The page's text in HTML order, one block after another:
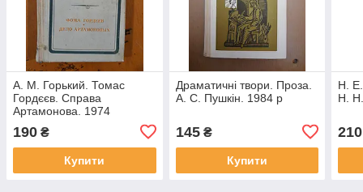
А. М. Горький. Томас
Гордєєв. Справа
Артамонова. 1974
190 ₴
Купити
Драматичні твори. Проза.
А. С. Пушкін. 1984 р
145₴
Купити
Н.
Н.
210